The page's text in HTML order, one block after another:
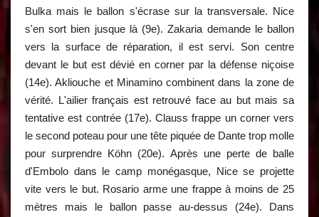
Bulka mais le ballon s'écrase sur la transversale. Nice
s'en sort bien jusque là (9e). Zakaria demande le ballon
vers la surface de réparation, il est servi. Son centre
devant le but est dévié en corner par la défense niçoise
(14e). Akliouche et Minamino combinent dans la zone de
vérité. L'ailier français est retrouvé face au but mais sa
tentative est contrée (17e). Clauss frappe un corner vers
le second poteau pour une tête piquée de Dante trop molle
pour surprendre Köhn (20e). Après une perte de balle
d'Embolo dans le camp monégasque, Nice se projette
vite vers le but. Rosario arme une frappe à moins de 25
mètres mais le ballon passe au-dessus (24e). Dans